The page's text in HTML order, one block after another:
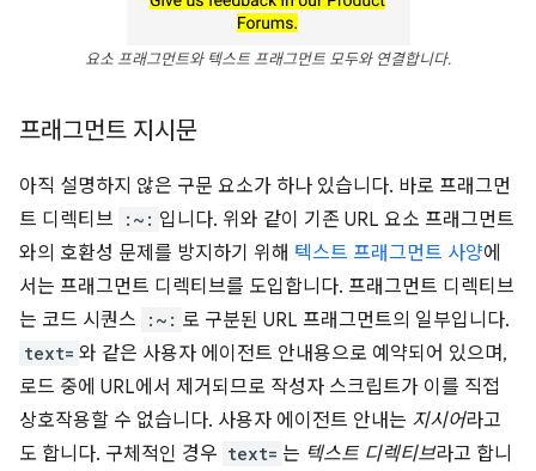
요소 프래그먼트와 텍스트 프래그먼트 모두와 연결합니다.
프래그먼트 지시문
아직 설명하지 않은 구문 요소가 하나 있습니다. 바로 프래그먼
트 디렉티브
:~: 입니다. 위와 같이 기존 URL 요소 프래그먼트
와의 호환성 문제를 방지하기 위해 텍스트 프래그먼트 사양에
서는 프래그먼트 디렉티브를 도입합니다. 프래그먼트 디렉티브
는 코드 시퀀스
:~: 로 구분된 URL 프래그먼트의 일부입니다.
text= 와 같은 사용자 에이전트 안내용으로 예약되어 있으며,
로드 중에 URL에서 제거되므로 작성자 스크립트가 이를 직접
상호작용할 수 없습니다. 사용자 에이전트 안내는 지시어라고
도 합니다. 구체적인 경우 text= 는 텍스트 디렉티브라고 합니